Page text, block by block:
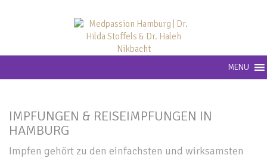
MENU
IMPFUNGEN & REISEIMPFUNGEN IN
HAMBURG
Impfen gehört zu den einfachsten und wirksamsten